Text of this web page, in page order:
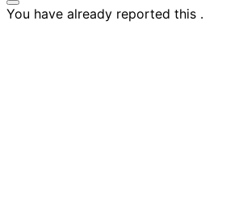
You have already reported this .